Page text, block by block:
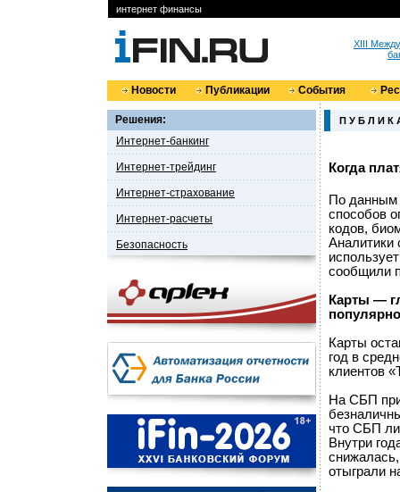
интернет финансы
XIII
Новости Публикации События
Решения:
Интернет-банкинг
Интернет-трейдинг
Интернет-страхование
Интернет-расчеты
Безопасность
П У Б Л И К
Когда
По данным
способов
кодов,
Аналитики
сообщили
Карты —
Карты
год в
клиентов
На СБП
что СБП
Внутри
отыграли